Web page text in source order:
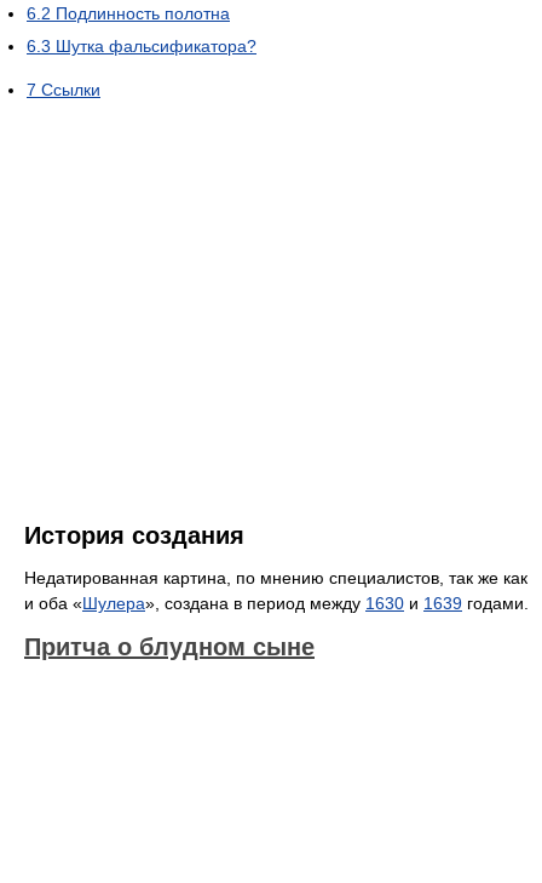
6.2 Подлинность полотна
6.3 Шутка фальсификатора?
7 Ссылки
История создания
Недатированная картина, по мнению специалистов, так же как
и оба «Шулера», создана в период между 1630 и 1639 годами.
Притча о блудном сыне